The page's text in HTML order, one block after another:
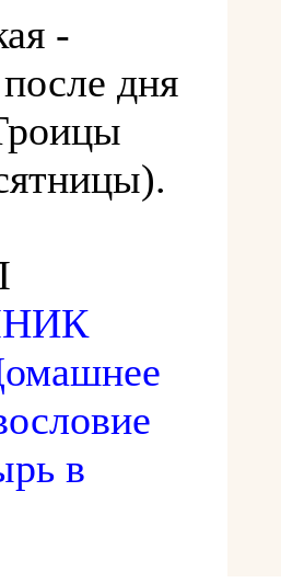
-
дня
в